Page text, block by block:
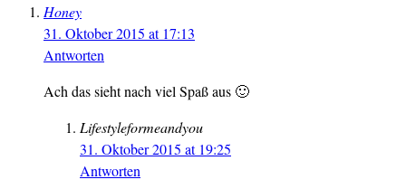
Honey
31. Oktober 2015 at 17:13
Antworten
Ach das sieht nach viel Spaß aus 🙂
Lifestyleformeandyou
31. Oktober 2015 at 19:25
Antworten